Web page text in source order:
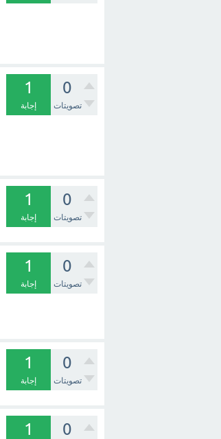
0
تصويتات
1
إجابة
0
تصويتات
1
إجابة
0
تصويتات
1
إجابة
0
تصويتات
1
إجابة
0
1